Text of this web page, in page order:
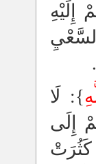
إِلَيْهِ
}: لَا
إِلَى
كَثُرَتْ